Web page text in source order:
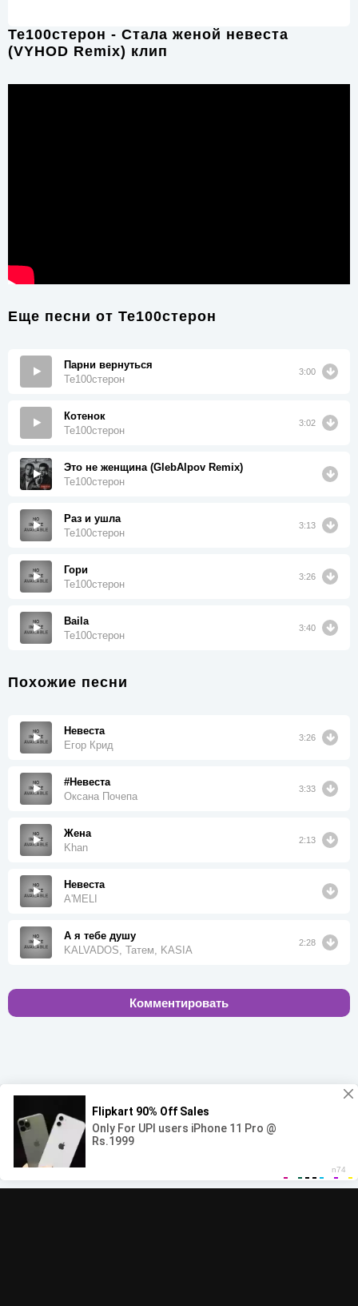
Те100стерон - Стала женой невеста
(VYHOD Remix) клип
Еще песни от Те100стерон
Парни вернуться
Те100стерон
3:00
Котенок
Те100стерон
3:02
Это не женщина (GlebAlpov Remix)
Те100стерон
Раз и ушла
Те100стерон
3:13
Гори‍
Те100стерон
3:26
Baila
Те100стерон
3:40
Похожие песни
Невеста
Егор Крид
3:26
#Невеста
Оксана Почепа
3:33
Жена
Khan
2:13
Невеста
A'MELI
А я тебе душу
KALVADOS, Татем, KASIA
2:28
Комментировать
00:00